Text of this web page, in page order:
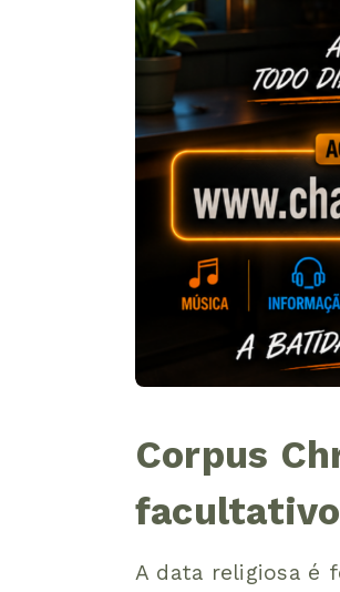
Corpus
A data religiosa é